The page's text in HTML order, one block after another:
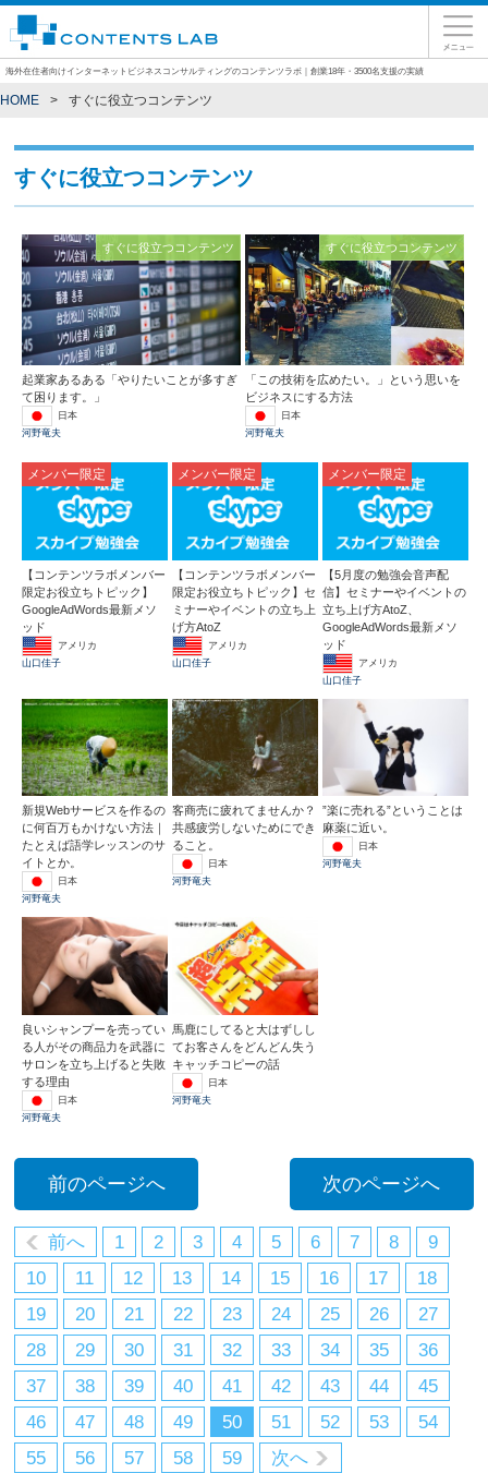
海外在住者向けインターネットビジネスコンサルティングのコンテンツラボ｜創業18年・3500名支援の実績
HOME すぐに役立つコンテンツ
すぐに役立つコンテンツ
すぐに役立つコンテンツ
起業家あるある「やりたいことが多すぎ
て困ります。」
日本
河野竜夫
すぐに役立つコンテンツ
「この技術を広めたい。」という思いを
ビジネスにする方法
日本
河野竜夫
メンバー限定
【コンテンツラボメンバー
限定お役立ちトピック】
GoogleAdWords最新メソ
ッド
アメリカ
山口佳子
メンバー限定
【コンテンツラボメンバー
限定お役立ちトピック】セ
ミナーやイベントの立ち上
げ方AtoZ
アメリカ
山口佳子
メンバー限定
【5月度の勉強会音声配
信】セミナーやイベントの
立ち上げ方AtoZ、
GoogleAdWords最新メソ
ッド
アメリカ
山口佳子
新規Webサービスを作るの
に何百万もかけない方法｜
たとえば語学レッスンのサ
イトとか。
日本
河野竜夫
客商売に疲れてませんか？
共感疲労しないためにでき
ること。
日本
河野竜夫
”楽に売れる”ということは
麻薬に近い。
日本
河野竜夫
良いシャンプーを売ってい
る人がその商品力を武器に
サロンを立ち上げると失敗
する理由
日本
河野竜夫
馬鹿にしてると大はずしし
てお客さんをどんどん失う
キャッチコピーの話
日本
河野竜夫
次のページへ
前のページへ
前へ 1 2 3 4 5 6 7 8
9
10
11 12 13 14 15 16 17
18
19
20 21 22 23 24 25 26
27
28
29 30 31 32 33 34 35
36
37
38 39 40 41 42 43 44
45
46
47 48 49 50 51 52 53
54
55
56 57 58 59 次へ